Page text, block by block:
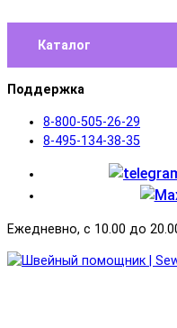
Каталог
Поддержка
8-800-505-26-29
8-495-134-38-35
Ежедневно, с 10.00 до